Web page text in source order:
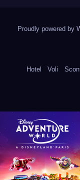
Proudly powered by
Hotel Voli